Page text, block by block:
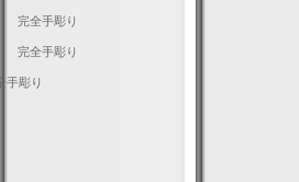
完全手彫り
完全手彫り
手彫り